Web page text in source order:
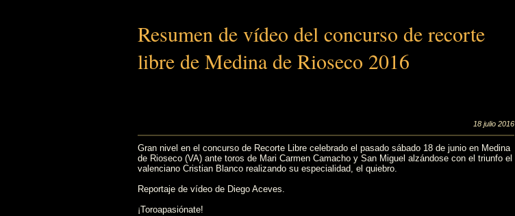
Resumen de vídeo del concurso de recorte
libre de Medina de Rioseco 2016
18 julio 2016
Gran nivel en el concurso de Recorte Libre celebrado el pasado sábado 18 de junio en Medina
de Rioseco (VA) ante toros de Mari Carmen Camacho y San Miguel alzándose con el triunfo el
valenciano Cristian Blanco realizando su especialidad, el quiebro.
Reportaje de vídeo de Diego Aceves.
¡Toroapasiónate!